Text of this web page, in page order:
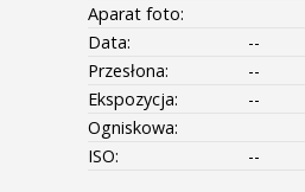
Aparat foto:
Data:
--
Przesłona:
--
Ekspozycja:
--
Ogniskowa:
ISO:
--